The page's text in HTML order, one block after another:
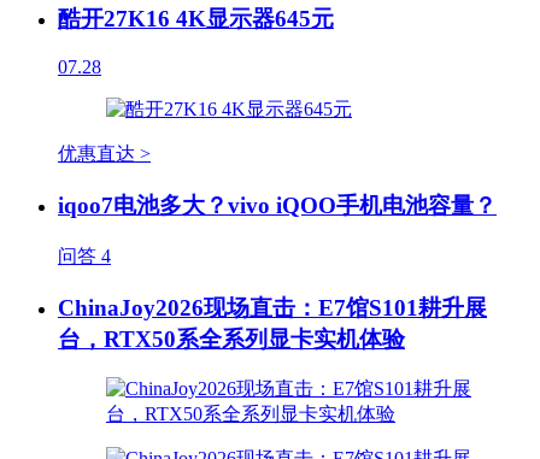
酷开27K16 4K显示器645元
07.28
优惠直达 >
iqoo7电池多大？vivo iQOO手机电池容量？
问答 4
ChinaJoy2026现场直击：E7馆S101耕升展
台，RTX50系全系列显卡实机体验